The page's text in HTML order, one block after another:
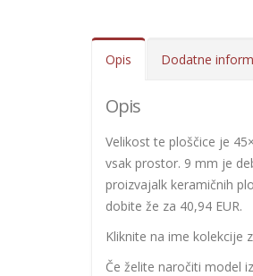
Opis Dodatne
Opis
Velikost te ploščice je
vsak prostor. 9 mm je
proizvajalk keramičnih
dobite že za 40,94 EUR.
Kliknite na ime kolekcije
Če želite naročiti model